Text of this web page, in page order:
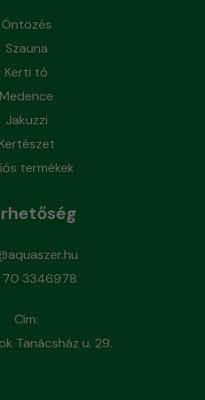
Öntözés
Szauna
Kerti tó
Medence
Jakuzzi
termékek
70 3346978
Cím:
Tanácsház u. 29.